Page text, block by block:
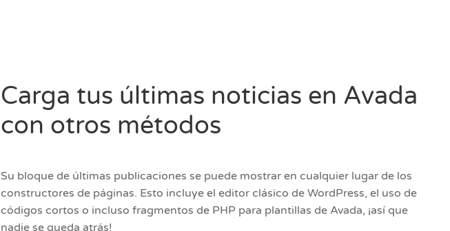
Carga tus últimas noticias en Avada
con otros métodos
Su bloque de últimas publicaciones se puede mostrar en cualquier lugar de los
constructores de páginas. Esto incluye el editor clásico de WordPress, el uso de
códigos cortos o incluso fragmentos de PHP para plantillas de Avada, ¡así que
nadie se queda atrás!